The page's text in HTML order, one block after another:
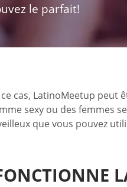
le parfait!
cas, LatinoMeetup
sexy ou des femmes
que vous pouvez